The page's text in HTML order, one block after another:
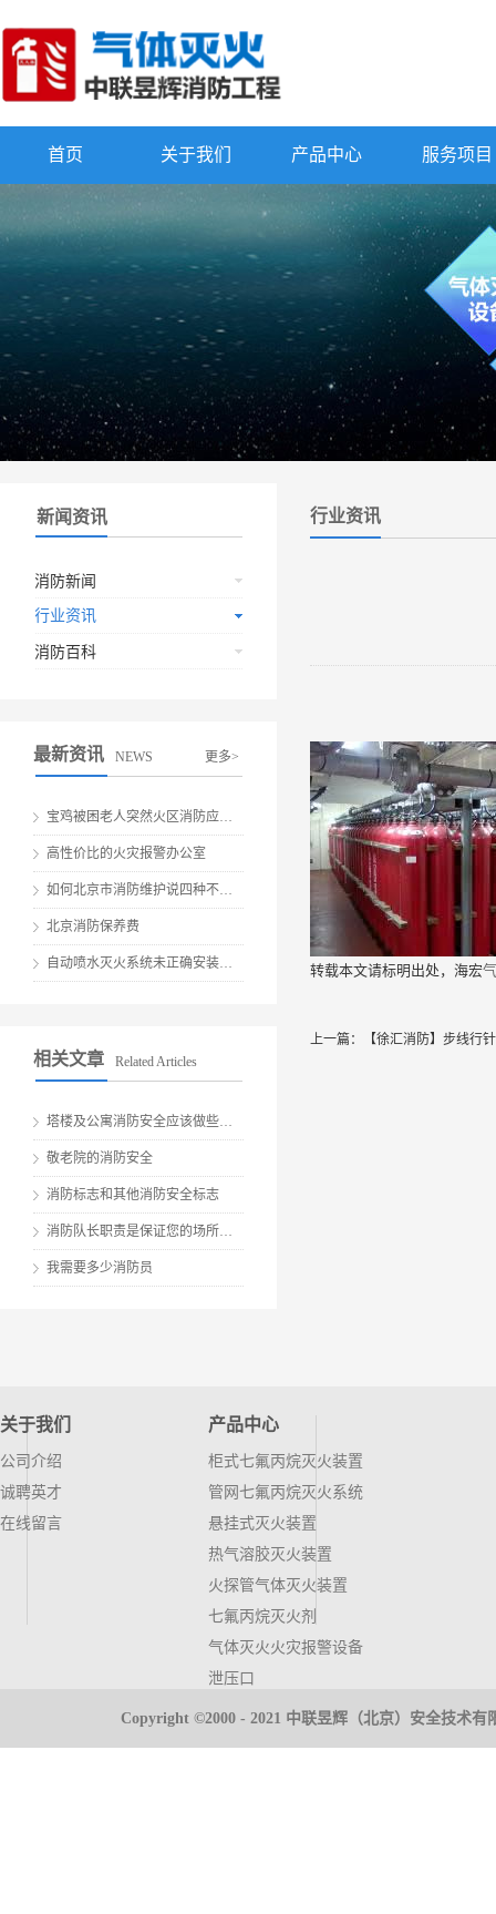
首页 关于我们 产品中心 服务项目
新闻资讯
消防新闻
行业资讯
消防百科
最新资讯 NEWS 更多>
宝鸡被困老人突然火区消防应急救援
高性价比的火灾报警办公室
如何北京市消防维护说四种不要做伤害
北京消防保养费
自动喷水灭火系统未正确安装就会有安全隐患
相关文章 Related Articles
塔楼及公寓消防安全应该做些什么？
敬老院的消防安全
消防标志和其他消防安全标志
消防队长职责是保证您的场所、员工和客户安全的关键
我需要多少消防员
行业资讯
转载本文请标明出处，海宏
上一篇： 【徐汇消防】步线行
关于我们
公司介绍
诚聘英才
在线留言
产品中心
柜式七氟丙烷灭火装置
管网七氟丙烷灭火系统
悬挂式灭火装置
热气溶胶灭火装置
火探管气体灭火装置
七氟丙烷灭火剂
气体灭火火灾报警设备
泄压口
气体高压管件
Copyright ©2000 - 2021 中联昱辉（北京）安全技术有